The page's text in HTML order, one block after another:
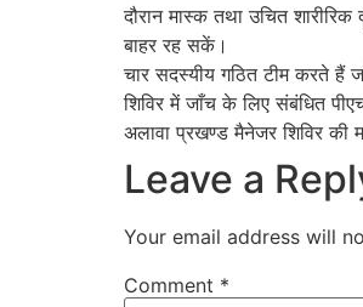
दौरान मास्क तथा उचित
बाहर रह सकें।
चार सदस्यीय गठित टीम करते हैं
शिविर में जाँच के लिए संबंधित
अलावा प्रखण्ड मैनेजर शिविर की
Leave a
Your email address will
Comment *